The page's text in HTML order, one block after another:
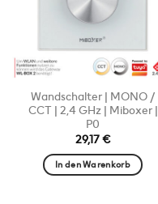
Wandschalter | MONO /
CCT | 2,4 GHz | Miboxer |
P0
29,17€
In den Warenkorb